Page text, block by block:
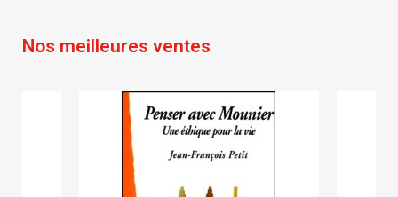
Nos meilleures ventes